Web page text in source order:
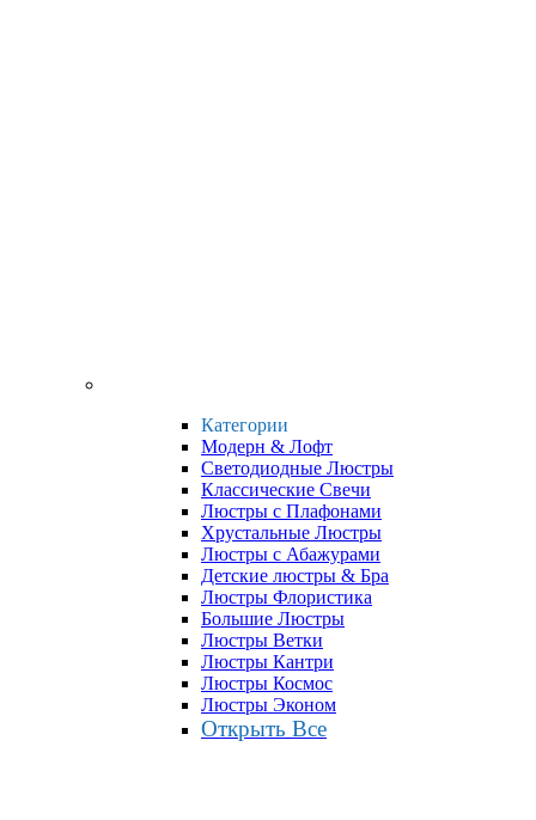
Категории
Модерн & Лофт
Светодиодные Люстры
Классические Свечи
Люстры с Плафонами
Хрустальные Люстры
Люстры с Абажурами
Детские люстры & Бра
Люстры Флористика
Большие Люстры
Люстры Ветки
Люстры Кантри
Люстры Космос
Люстры Эконом
Открыть Все